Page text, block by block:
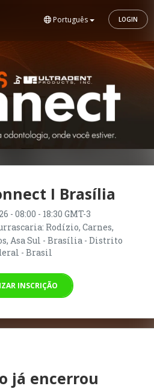
Português LOGIN
I Brasília
- 08:00 - 18:30 GMT-3
Rodízio, Carnes,
Asa Sul - Brasília - Distrito
- Brasil
INSCRIÇÃO
já encerrou